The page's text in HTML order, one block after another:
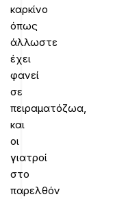
καρκίνο
όπως
άλλωστε
έχει
φανεί
σε
πειραματόζωα,
και
οι
γιατροί
στο
παρελθόν